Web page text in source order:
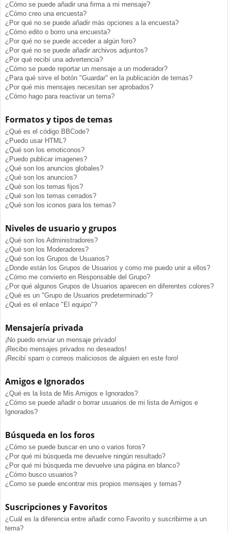
¿Cómo se puede añadir una firma a mi mensaje?
¿Cómo creo una encuesta?
¿Por qué no se puede añadir más opciones a la encuesta?
¿Cómo edito o borro una encuesta?
¿Por qué no se puede acceder a algún foro?
¿Por qué no se puede añadir archivos adjuntos?
¿Por qué recibí una advertencia?
¿Cómo se puede reportar un mensaje a un moderador?
¿Para qué sirve el botón "Guardar" en la publicación de temas?
¿Por qué mis mensajes necesitan ser aprobados?
¿Cómo hago para reactivar un tema?
Formatos y tipos de temas
¿Qué es el código BBCode?
¿Puedo usar HTML?
¿Qué son los emoticonos?
¿Puedo publicar imagenes?
¿Qué son los anuncios globales?
¿Qué son los anuncios?
¿Qué son los temas fijos?
¿Qué son los temas cerrados?
¿Qué son los iconos para los temas?
Niveles de usuario y grupos
¿Qué son los Administradores?
¿Qué son los Moderadores?
¿Qué son los Grupos de Usuarios?
¿Donde están los Grupos de Usuarios y como me puedo unir a ellos?
¿Cómo me convierto en Responsable del Grupo?
¿Por qué algunos Grupos de Usuarios aparecen en diferentes colores?
¿Qué es un "Grupo de Usuarios predeterminado"?
¿Qué es el enlace "El equipo"?
Mensajería privada
¡No puedo enviar un mensaje privado!
¡Recibo mensajes privados no deseados!
¡Recibí spam o correos maliciosos de alguien en este foro!
Amigos e Ignorados
¿Qué es la lista de Mis Amigos e Ignorados?
¿Cómo se puede añadir o borrar usuarios de mi lista de Amigos e
Ignorados?
Búsqueda en los foros
¿Cómo se puede buscar en uno o varios foros?
¿Por qué mi búsqueda me devuelve ningún resultado?
¿Por qué mi búsqueda me devuelve una página en blanco?
¿Cómo busco usuarios?
¿Como se puede encontrar mis propios mensajes y temas?
Suscripciones y Favoritos
¿Cuál es la diferencia entre añadir como Favorito y suscribirme a un
tema?